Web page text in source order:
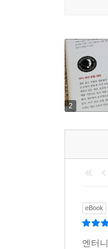
홈즈 이야
아서 코난
있다. 아
『셜록
독자들이
브라보,
코난 도
2
eBook
엔터